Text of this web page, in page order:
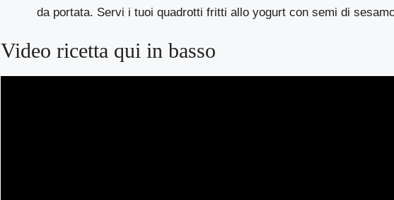
da portata. Servi i tuoi quadrotti fritti allo yogurt con semi di
Video ricetta qui in basso